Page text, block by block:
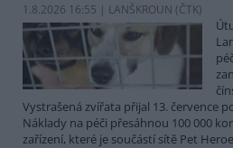
1.8.2026 16:55 | LANŠKROUN (ČTK)
Vystrašená zvířata přijal 13. července
Náklady na péči přesáhnou 100 000
zařízení, které je součástí sítě Pet